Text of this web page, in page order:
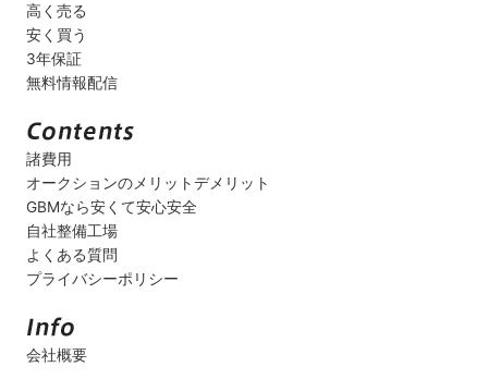
高く売る
安く買う
3年保証
無料情報配信
諸費用
オークションのメリットデメリット
GBMなら安くて安心安全
自社整備工場
よくある質問
プライバシーポリシー
会社概要